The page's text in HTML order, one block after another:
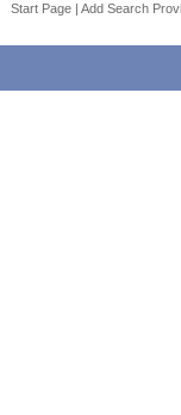
Start Page | Add Search